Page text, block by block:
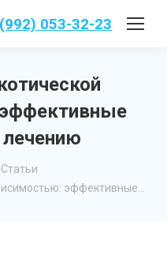
053-32-23
Статьи
эффективные…